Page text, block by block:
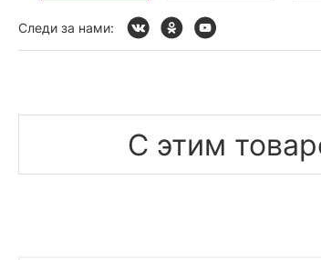
Следи за нами:
С этим